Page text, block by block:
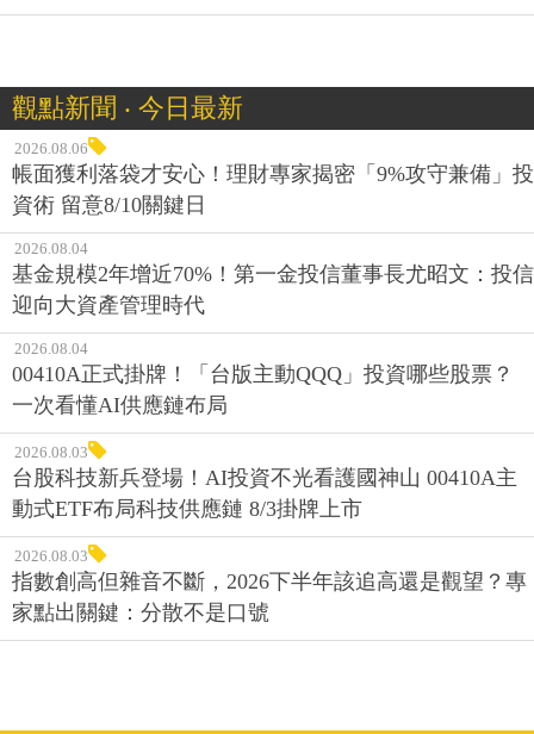
觀點新聞 ‧ 今日最新
2026.08.06
帳面獲利落袋才安心！理財專家揭密「9%攻守兼備」投
資術 留意8/10關鍵日
2026.08.04
基金規模2年增近70%！第一金投信董事長尤昭文：投信
迎向大資產管理時代
2026.08.04
00410A正式掛牌！「台版主動QQQ」投資哪些股票？
一次看懂AI供應鏈布局
2026.08.03
台股科技新兵登場！AI投資不光看護國神山 00410A主
動式ETF布局科技供應鏈 8/3掛牌上市
2026.08.03
指數創高但雜音不斷，2026下半年該追高還是觀望？專
家點出關鍵：分散不是口號